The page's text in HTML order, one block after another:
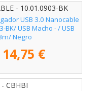
- 10.01.0903-BK
USB 3.0 Nanocable
BK/ USB Macho - / USB
Negro
14,75 €
CBHBI